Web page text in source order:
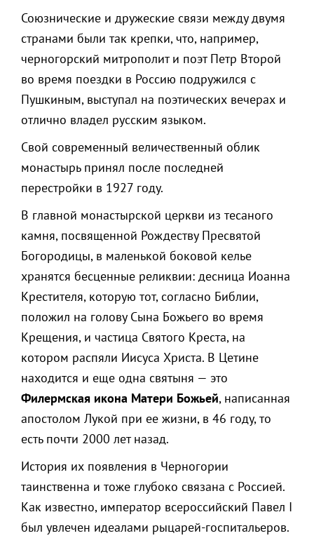
Союзнические и дружеские связи между двумя
странами были так крепки, что, например,
черногорский митрополит и поэт Петр Второй
во время поездки в Россию подружился с
Пушкиным, выступал на поэтических вечерах и
отлично владел русским языком.
Свой современный величественный облик
монастырь принял после последней
перестройки в 1927 году.
В главной монастырской церкви из тесаного
камня, посвященной Рождеству Пресвятой
Богородицы, в маленькой боковой келье
хранятся бесценные реликвии: десница Иоанна
Крестителя, которую тот, согласно Библии,
положил на голову Сына Божьего во время
Крещения, и частица Святого Креста, на
котором распяли Иисуса Христа. В Цетине
находится и еще одна святыня — это
Филермская икона Матери Божьей, написанная
апостолом Лукой при ее жизни, в 46 году, то
есть почти 2000 лет назад.
История их появления в Черногории
таинственна и тоже глубоко связана с Россией.
Как известно, император всероссийский Павел I
был увлечен идеалами рыцарей-госпитальеров.